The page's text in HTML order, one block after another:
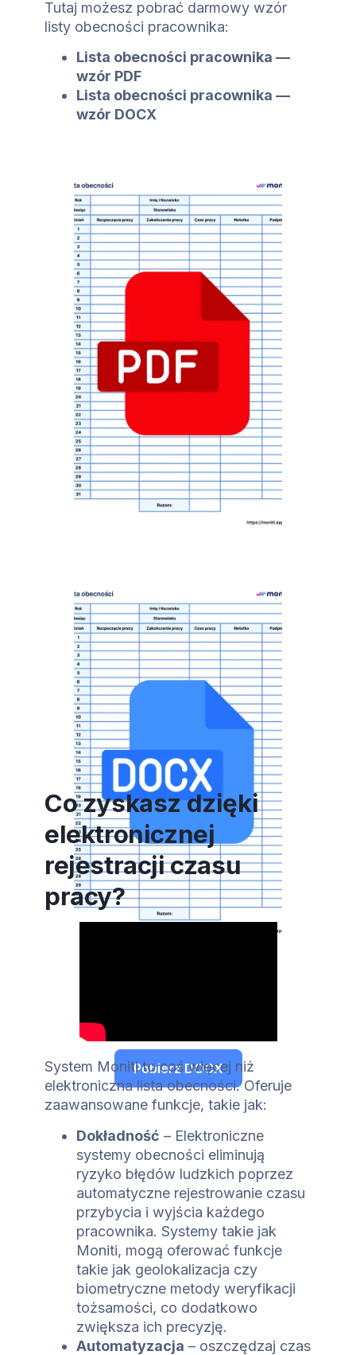
Tutaj możesz pobrać darmowy wzór
listy obecności pracownika:
Lista obecności pracownika —
wzór PDF
Lista obecności pracownika —
wzór DOCX
Pobierz DOCX
Co zyskasz dzięki
elektronicznej
rejestracji czasu
pracy?
System Moniti to coś więcej niż
elektroniczna lista obecności. Oferuje
zaawansowane funkcje, takie jak:
Dokładność – Elektroniczne
systemy obecności eliminują
ryzyko błędów ludzkich poprzez
automatyczne rejestrowanie czasu
przybycia i wyjścia każdego
pracownika. Systemy takie jak
Moniti, mogą oferować funkcje
takie jak geolokalizacja czy
biometryczne metody weryfikacji
tożsamości, co dodatkowo
zwiększa ich precyzję.
Automatyzacja – oszczędzaj czas